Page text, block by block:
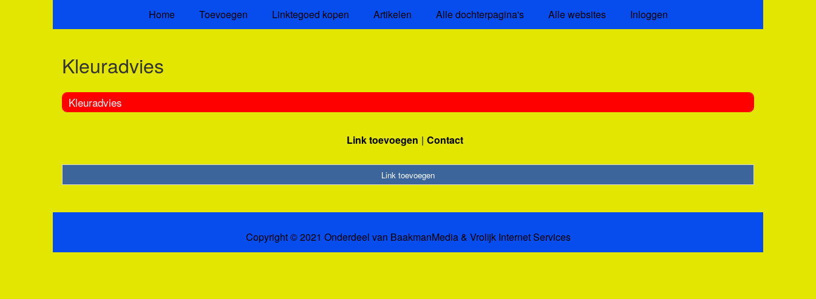
Home Toevoegen Linktegoed kopen Artikelen Alle dochterpagina's Alle websites Inloggen
Kleuradvies
Kleuradvies
Link toevoegen Contact
Link toevoegen
Copyright © 2021 Onderdeel van BaakmanMedia& Vrolijk Internet Services